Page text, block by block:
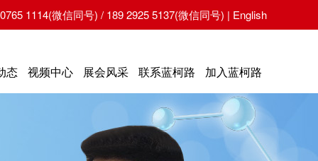
1114(微信同号) / 189 2925 5137(微信同号) | English
态 视频中心 展会风采 联系蓝柯路 加入蓝柯路